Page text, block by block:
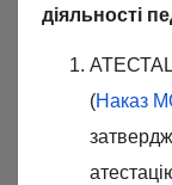
діяльності
(Наказ